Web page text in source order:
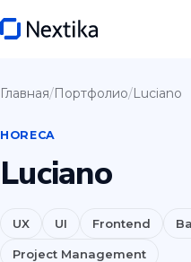
Главная/Портфолио/Luciano
HORECA
Luciano
UX UI Frontend
Project Management